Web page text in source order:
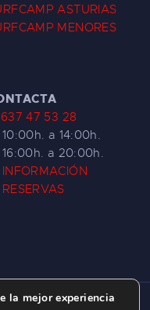
ASTURIAS
MENORES
637 47 53 28
10:00h. a 14:00h.
16:00h. a 20:00h.
INFORMACIÓN
RESERVAS
la mejor experiencia